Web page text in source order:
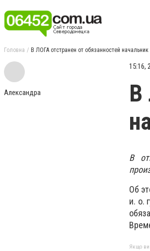
Головна В ЛОГА отстранен от обязанностей
Александра
15:16,
В
В
Об
и. о.
Якщо ви